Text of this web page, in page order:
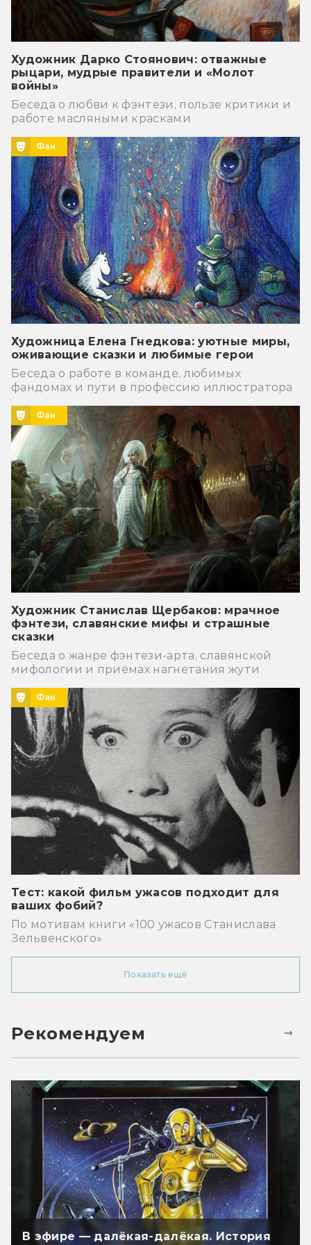
Художник Дарко Стоянович: отважные
рыцари, мудрые правители и «Молот
войны»
Беседа о любви к фэнтези, пользе критики и
работе масляными красками
Фан
Художница Елена Гнедкова: уютные миры,
оживающие сказки и любимые герои
Беседа о работе в команде, любимых
фандомах и пути в профессию иллюстратора
Фан
Художник Станислав Щербаков: мрачное
фэнтези, славянские мифы и страшные
сказки
Беседа о жанре фэнтези-арта, славянской
мифологии и приёмах нагнетания жути
Фан
Тест: какой фильм ужасов подходит для
ваших фобий?
По мотивам книги «100 ужасов Станислава
Зельвенского»
Показать ещё
Рекомендуем
В эфире — далёкая-далёкая. История